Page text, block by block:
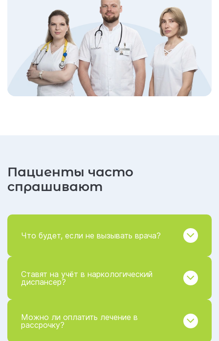
Пациенты часто
спрашивают
Что будет, если не вызывать врача?
Ставят на учёт в наркологический
диспансер?
Можно ли оплатить лечение в
рассрочку?